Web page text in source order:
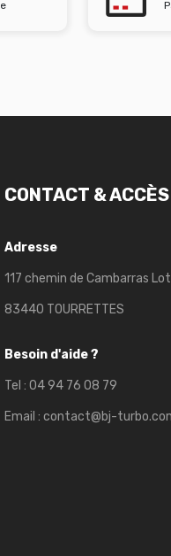
CONTACT & ACCÈS
Adresse
117 chemin de Cambarras
83440 TOURRETTES
Besoin d'aide ?
Tel : 04 94 76 08 79
Email : contact@bj-